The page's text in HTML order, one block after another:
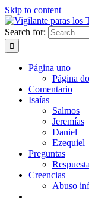
Skip to content
Search for:
Página uno
Página
Comentario
Isaías
Salmos
Jeremías
Daniel
Ezequiel
Preguntas
Creencias
Abuso